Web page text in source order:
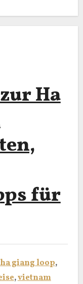
Ha
für
ha giang loop,
,vietnam